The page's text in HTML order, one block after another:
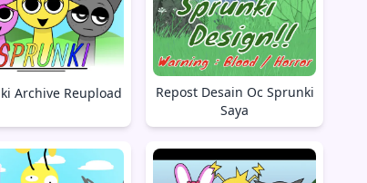
Archive Reupload
Repost Desain Oc Sprunki
Saya